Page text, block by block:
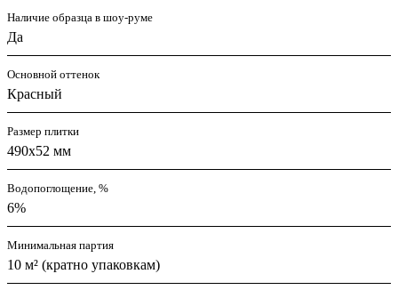
Наличие образца в шоу-руме
Да
Основной оттенок
Красный
Размер плитки
490х52 мм
Водопоглощение, %
6%
Минимальная партия
10 м² (кратно упаковкам)